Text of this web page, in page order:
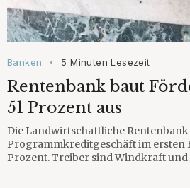
Banken • 5 Minuten Lesezeit
Rentenbank baut
51 Prozent aus
Die Landwirtschaftliche
Programmkreditgeschäft im ersten
Prozent. Treiber sind Windkraft